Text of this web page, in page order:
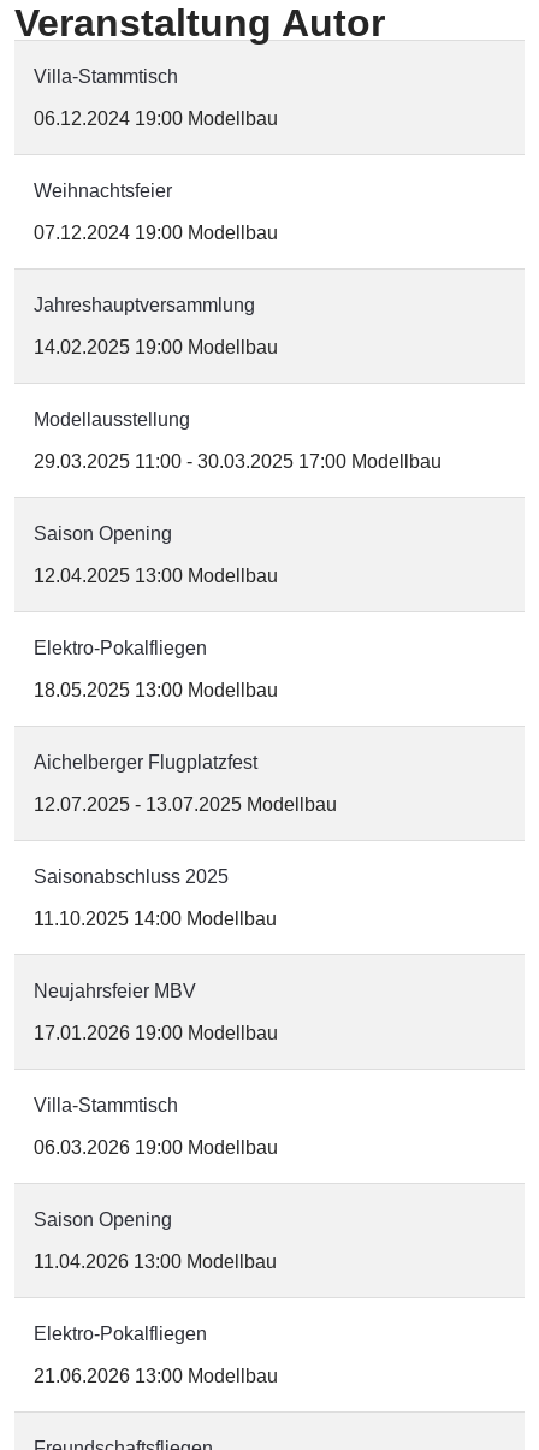
Veranstaltung Autor
Villa-Stammtisch
06.12.2024 19:00 Modellbau
Weihnachtsfeier
07.12.2024 19:00 Modellbau
Jahreshauptversammlung
14.02.2025 19:00 Modellbau
Modellausstellung
29.03.2025 11:00 - 30.03.2025 17:00 Modellbau
Saison Opening
12.04.2025 13:00 Modellbau
Elektro-Pokalfliegen
18.05.2025 13:00 Modellbau
Aichelberger Flugplatzfest
12.07.2025 - 13.07.2025 Modellbau
Saisonabschluss 2025
11.10.2025 14:00 Modellbau
Neujahrsfeier MBV
17.01.2026 19:00 Modellbau
Villa-Stammtisch
06.03.2026 19:00 Modellbau
Saison Opening
11.04.2026 13:00 Modellbau
Elektro-Pokalfliegen
21.06.2026 13:00 Modellbau